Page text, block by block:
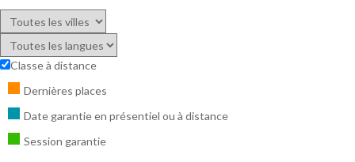
Classe à distance
Dernières places
Date garantie en présentiel ou à distance
Session garantie